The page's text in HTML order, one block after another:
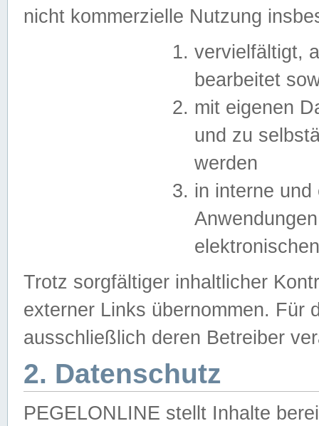
nicht kommerzielle Nutzung
vervielfältigt,
bearbeitet
mit eigenen
und zu
werden
in interne
Trotz sorgfältiger inhaltlicher
externer Links übernommen. Für
ausschließlich deren Betreiber
2. Datenschutz
PEGELONLINE stellt Inhalte